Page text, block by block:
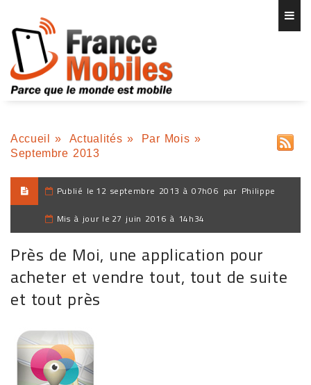
Accueil » Actualités » Par Mois »
Septembre 2013
Publié le 12 septembre 2013 à 07h06 par Philippe
Mis à jour le 27 juin 2016 à 14h34
Près de Moi, une application pour
acheter et vendre tout, tout de suite
et tout près